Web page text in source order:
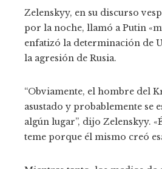
Zelenskyy, en su discurso
por la noche, llamó a Putin
enfatizó la determinación de
la agresión de Rusia.
“Obviamente, el hombre del
asustado y probablemente se
algún lugar”, dijo Zelenskyy.
teme porque él mismo creó